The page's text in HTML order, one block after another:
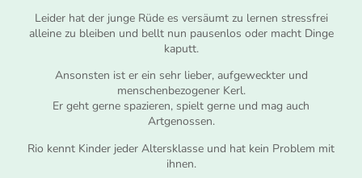
Leider hat der junge Rüde es versäumt zu lernen stressfrei
alleine zu bleiben und bellt nun pausenlos oder macht Dinge
kaputt.
Ansonsten ist er ein sehr lieber, aufgeweckter und
menschenbezogener Kerl.
Er geht gerne spazieren, spielt gerne und mag auch
Artgenossen.
Rio kennt Kinder jeder Altersklasse und hat kein Problem mit
ihnen.